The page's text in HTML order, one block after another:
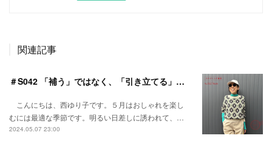
関連記事
＃S042 「補う」ではなく、「引き立てる」アクセサリー使いを！
こんにちは、西ゆり子です。５月はおしゃれを楽し
むには最適な季節です。明るい日差しに誘われて、…
2024.05.07 23:00